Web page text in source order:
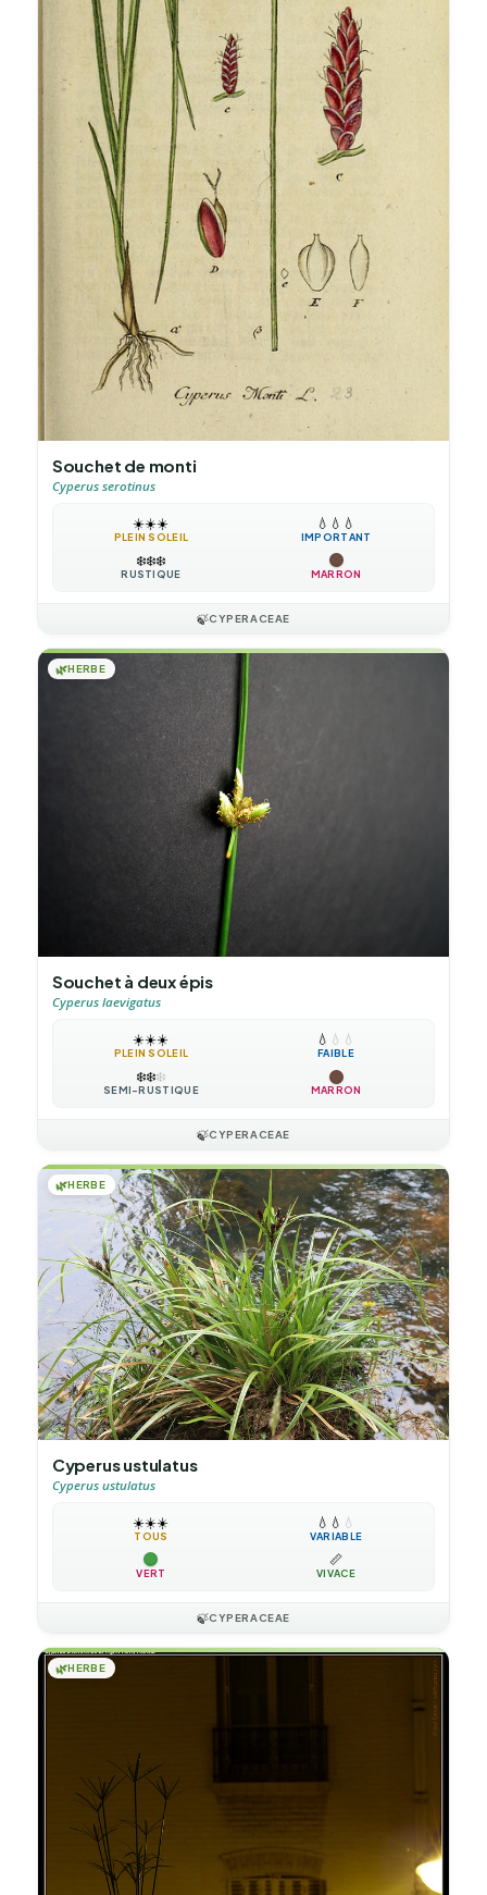
Souchet de monti
Cyperus serotinus
☀️☀️☀️
PLEIN SOLEIL
💧 💧 💧
IMPORTANT
❄️❄️❄️
RUSTIQUE MARRON
🍃CYPERACEAE
🌿HERBE
Souchet à deux épis
Cyperus laevigatus
☀️☀️☀️
PLEIN SOLEIL
💧 💧 💧
FAIBLE
❄️❄️❄️
SEMI-RUSTIQUE MARRON
🍃CYPERACEAE
🌿HERBE
Cyperus ustulatus
Cyperus ustulatus
☀️☀️☀️
TOUS
💧 💧 💧
VARIABLE
VERT
📏
VIVACE
🍃CYPERACEAE
🌿HERBE